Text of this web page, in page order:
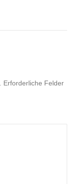
Erforderliche Felder